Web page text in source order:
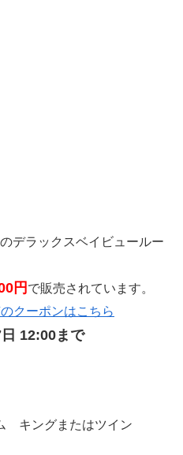
デラックスベイビュールー
円 で販売されています。
クーポンはこちら
12:00まで
キングまたはツイン